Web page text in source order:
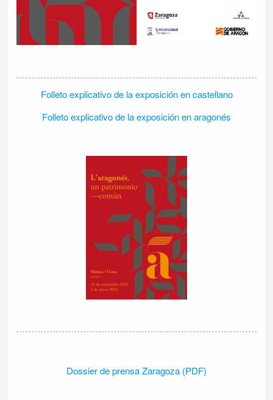
Folleto explicativo de la exposición en castellano
Folleto explicativo de la exposición en aragonés
Dossier de prensa Zaragoza (PDF)